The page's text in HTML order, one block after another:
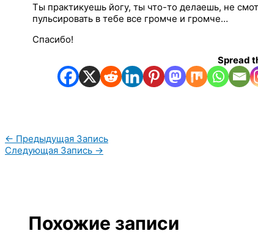
Ты практикуешь йогу, ты что-то делаешь, не
пульсировать в тебе все громче и громче…
Спасибо!
Spread
← Предыдущая Запись
Следующая Запись →
Похожие записи